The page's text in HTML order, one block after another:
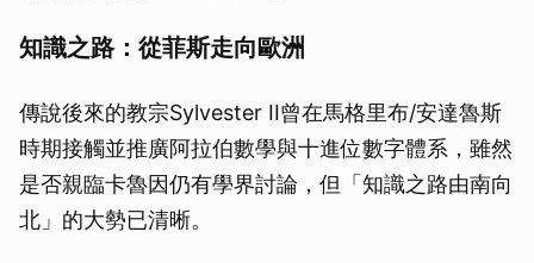
知識之路：從菲斯走向歐洲
傳說後來的教宗Sylvester II曾在馬格里布/安達魯斯
時期接觸並推廣阿拉伯數學與十進位數字體系，雖然
是否親臨卡魯因仍有學界討論，但「知識之路由南向
北」的大勢已清晰。